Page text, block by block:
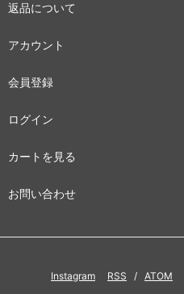
返品について
アカウント
会員登録
ログイン
カートを見る
お問い合わせ
Instagram RSS / ATOM